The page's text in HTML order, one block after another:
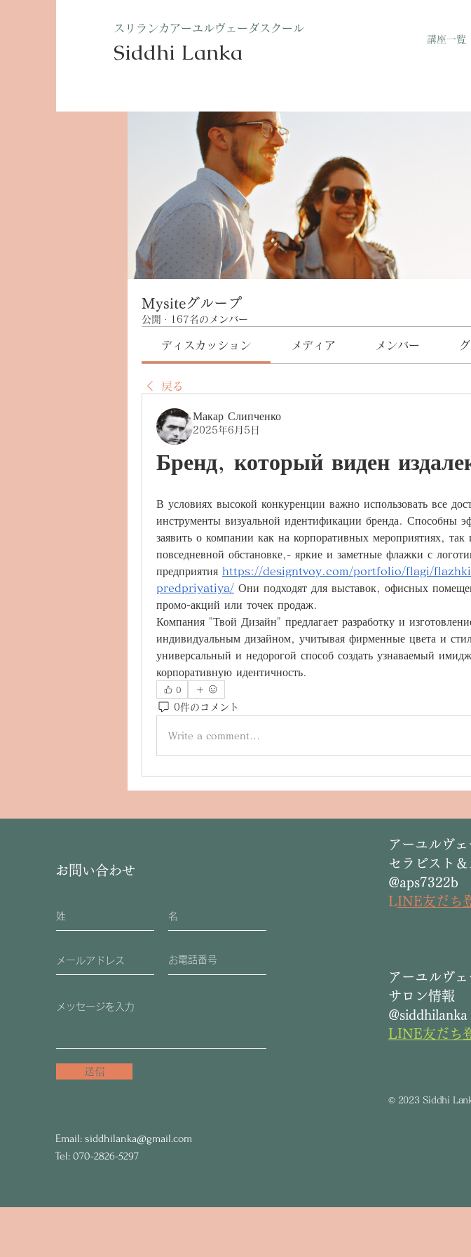
​スリランカアーユルヴェーダスクール
Siddhi Lanka​ 講座一覧
Mysiteグループ
公開 · 167名のメンバー
ディスカッション メディア メンバー
戻る
Макар Слипченко
2025年6月5日
Бренд, который виден
В условиях высокой конкуренции важно использовать все
инструменты визуальной идентификации бренда. Способны
заявить о компании как на корпоративных мероприятиях, так
повседневной обстановке,- яркие и заметные флажки с
предприятия https://designtvoy.com/portfolio/flagi/
predpriyatiya/ Они подходят для выставок, офисных
промо-акций или точек продаж.
Компания "Твой Дизайн" предлагает разработку и
индивидуальным дизайном, учитывая фирменные цвета и
универсальный и недорогой способ создать узнаваемый
корпоративную идентичность.
0
0件のコメント
Write a comment...
お問い合わせ
送信
Email: siddhilanka@gmail.com
Tel: 070-2826-5297
アーユルヴ
セラピスト
@aps7322b
LINE友だち
アーユルヴ
サロン情報
@siddhilanka
LINE友だち
©2023 Siddhi